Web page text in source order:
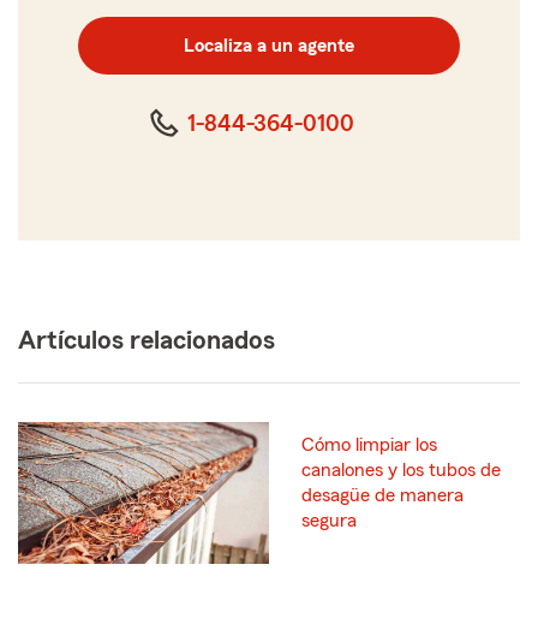
código
postal
de
cinco
Localiza a un agente
1-844-364-0100
Artículos relacionados
Cómo limpiar los
canalones y los tubos de
desagüe de manera
segura